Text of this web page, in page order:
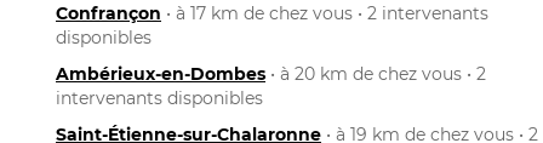
Confrançon • à 17 km de chez vous • 2 intervenants
disponibles
Ambérieux-en-Dombes • à 20 km de chez vous • 2
intervenants disponibles
Saint-Étienne-sur-Chalaronne • à 19 km de chez vous • 2